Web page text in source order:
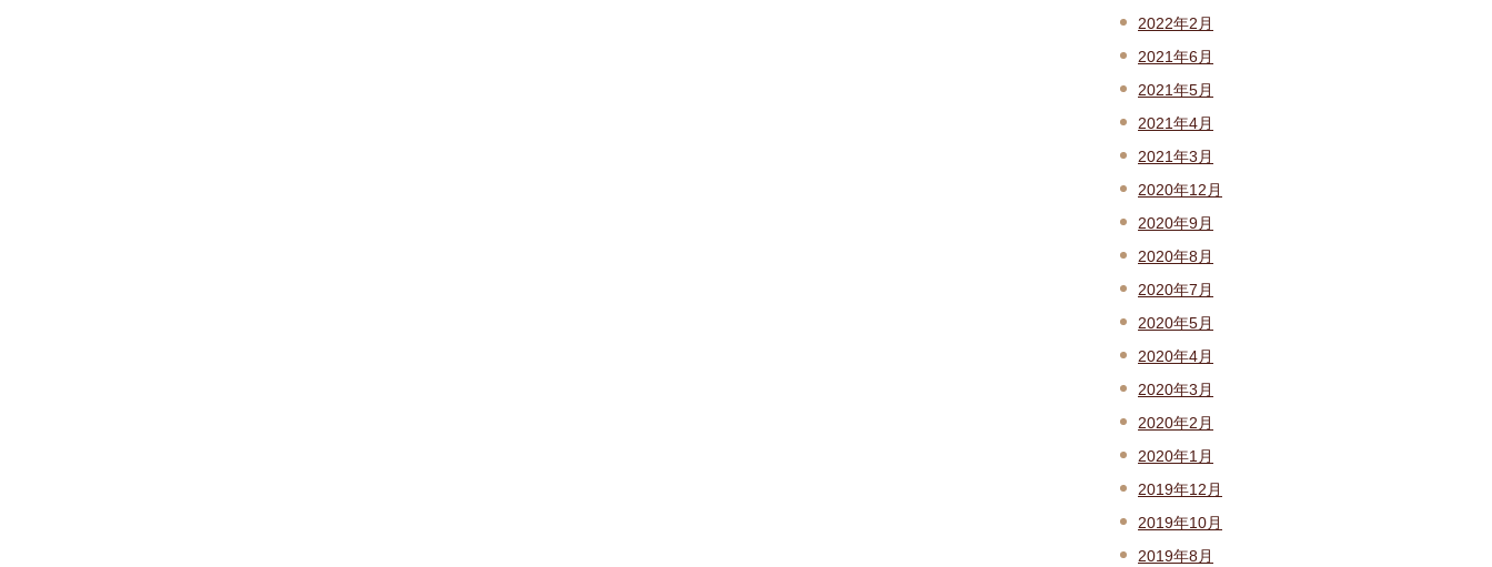
2022年2月
2021年6月
2021年5月
2021年4月
2021年3月
2020年12月
2020年9月
2020年8月
2020年7月
2020年5月
2020年4月
2020年3月
2020年2月
2020年1月
2019年12月
2019年10月
2019年8月